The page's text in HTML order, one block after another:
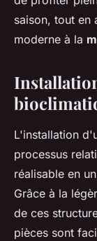
saison, tout en
moderne à la
L'installation
processus
réalisable en
Grâce à la
de ces
pièces sont